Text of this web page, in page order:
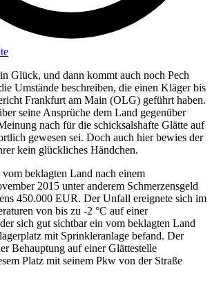
Glück, und dann kommt auch noch Pech
Umstände beschreiben, die einen Kläger bis
Frankfurt am Main (OLG) geführt haben.
seine Ansprüche dem Land gegenüber
nach für die schicksalshafte Glätte auf
gewesen sei. Doch auch hier bewies der
kein glückliches Händchen.
beklagten Land nach einem
2015 unter anderem Schmerzensgeld
450.000 EUR. Der Unfall ereignete sich im
von bis zu -2 °C auf einer
sich gut sichtbar ein vom beklagten Land
mit Sprinkleranlage befand. Der
Behauptung auf einer Glättestelle
Platz mit seinem Pkw von der Straße